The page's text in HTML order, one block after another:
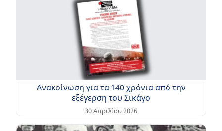
Ανακοίνωση για τα 140 χρόνια από την
εξέγερση του Σικάγο
30 Απριλίου 2026